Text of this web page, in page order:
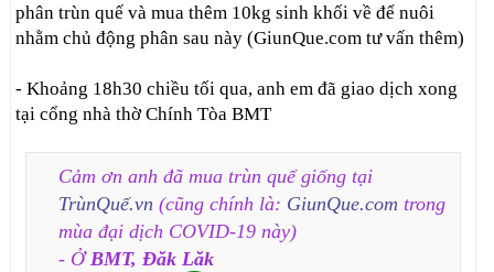
phân trùn quế và mua thêm 10kg sinh khối về để nuôi
nhằm chủ động phân sau này (GiunQue.com tư vấn thêm)
- Khoảng 18h30 chiều tối qua, anh em đã giao dịch xong
tại cổng nhà thờ Chính Tòa BMT
Cảm ơn anh đã mua trùn quế giống tại
TrùnQuế.vn (cũng chính là: GiunQue.com trong
mùa đại dịch COVID-19 này)
- ỞBMT, Đăk Lăk